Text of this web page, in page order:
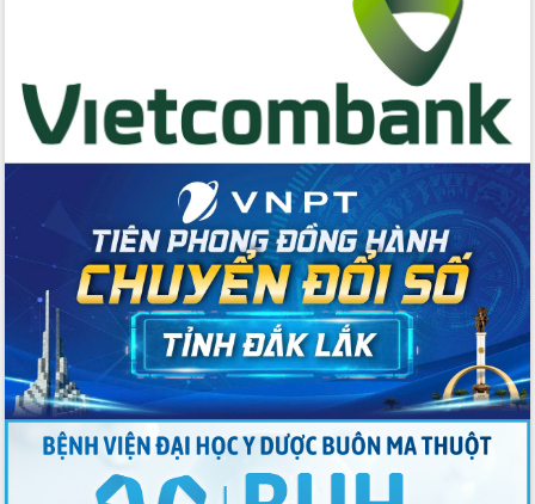
Đẩy mạnh cải cách hành chính, quyết
tâm đạt được mục tiêu tăng trưởng
hai con số trong năm 2026
Tổ chức trang trọng Lễ hội Đền thờ
Lương Văn Chánh năm 2026
Phó Bí thư Tỉnh ủy Đắk Lắk Đỗ Hữu
Huy giữ chức Bí thư Đảng ủy Ủy Ban
Nhân dân tỉnh
Bệnh án điện tử thúc đẩy chuyển đổi
số y tế tại Đắk Lắk
Chuyển đổi số thư viện: Mở rộng
không gian tri thức trong thời đại số
Đánh giá, rút kinh nghiệm công tác tổ
chức diễn tập trước ngày bầu cử
Chương trình “Gặp gỡ hữu nghị –
Friendship Meeting New Year 2026”